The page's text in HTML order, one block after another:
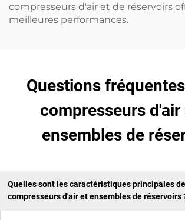
compresseurs d'air et de réservoirs
meilleures performances.
Questions
compresseurs d'air
ensembles de
Quelles sont les caractéristiques principales
compresseurs d'air et ensembles de réservoirs